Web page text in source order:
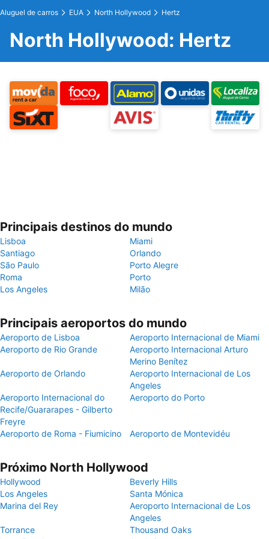
Aluguel de carros EUA North Hollywood Hertz
North Hollywood: Hertz
Principais destinos do mundo
Lisboa
Miami
Santiago
Orlando
São Paulo
Porto Alegre
Roma
Porto
Los Angeles
Milão
Principais aeroportos do mundo
Aeroporto de Lisboa
Aeroporto Internacional de Miami
Aeroporto de Rio Grande
Aeroporto Internacional Arturo
Merino Benítez
Aeroporto de Orlando
Aeroporto Internacional de Los
Angeles
Aeroporto Internacional do
Recife/Guararapes - Gilberto
Freyre
Aeroporto do Porto
Aeroporto de Roma - Fiumicino Aeroporto de Montevidéu
Próximo North Hollywood
Hollywood
Beverly Hills
Los Angeles
Santa Mónica
Marina del Rey
Aeroporto Internacional de Los
Angeles
Torrance
Thousand Oaks